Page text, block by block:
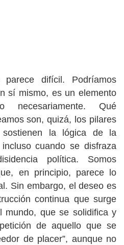
difícil. Podríamos
sí mismo, es un elemento
necesariamente. Qué
son, quizá, los pilares
la lógica de la
cuando se disfraza
política. Somos
en principio, parece lo
Sin embargo, el deseo es
continua que surge
mundo, que se solidifica y
de aquello que se
de placer”, aunque no